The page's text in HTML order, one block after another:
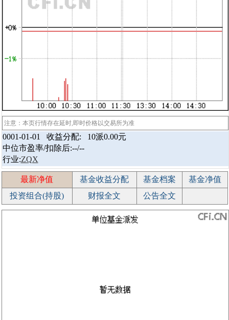
注意：本页行情存在延时,即时价格以交易所为准
0001-01-01 收益分配: 10派0.00元
中位市盈率/扣除后:--/--
行业:ZQX
最新净值 基金收益分配 基金档案
基金净值
投资组合(持股)
财报全文 公告全文